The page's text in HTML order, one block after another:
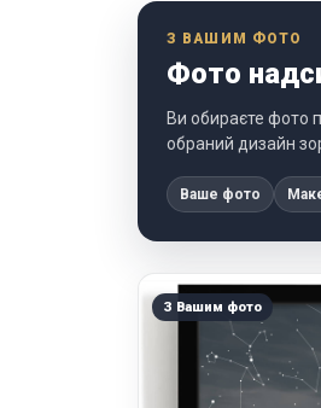
З ВАШИМ ФОТО
Фото
Ви обираєте фото
обраний дизайн
Ваше фото
З Вашим фото